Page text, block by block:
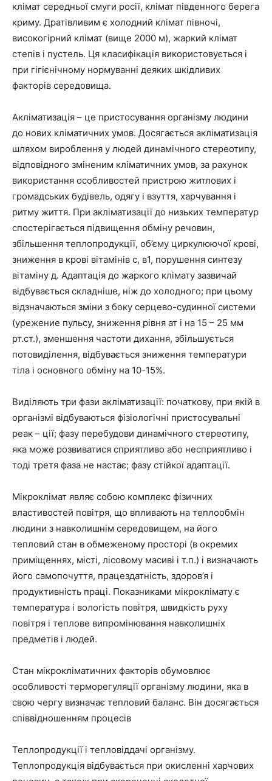
клімат середньої смуги росії, клімат південного берега
криму. Дратівливим є холодний клімат півночі,
високогірний клімат (вище 2000 м), жаркий клімат
степів і пустель. Ця класифікація використовується і
при гігієнічному нормуванні деяких шкідливих
факторів середовища.
Акліматизація – це пристосування організму людини
до нових кліматичних умов. Досягається акліматизація
шляхом вироблення у людей динамічного стереотипу,
відповідного зміненим кліматичних умов, за рахунок
використання особливостей пристрою житлових і
громадських будівель, одягу і взуття, харчування і
ритму життя. При акліматизації до низьких температур
спостерігається підвищення обміну речовин,
збільшення теплопродукції, об’єму циркулюючої крові,
зниження в крові вітамінів с, в1, порушення синтезу
вітаміну д. Адаптація до жаркого клімату зазвичай
відбувається складніше, ніж до холодного; при цьому
відзначаються зміни з боку серцево-судинної системи
(урежение пульсу, зниження рівня ат і на 15 – 25 мм
рт.ст.), зменшення частоти дихання, збільшується
потовиділення, відбувається зниження температури
тіла і основного обміну на 10-15%.
Виділяють три фази акліматизації: початкову, при якій в
організмі відбуваються фізіологічні пристосувальні
реак – ції; фазу перебудови динамічного стереотипу,
яка може розвиватися сприятливо або несприятливо і
тоді третя фаза не настає; фазу стійкої адаптації.
Мікроклімат являє собою комплекс фізичних
властивостей повітря, що впливають на теплообмін
людини з навколишнім середовищем, на його
тепловий стан в обмеженому просторі (в окремих
приміщеннях, місті, лісовому масиві і т.п.) і визначають
його самопочуття, працездатність, здоров’я і
продуктивність праці. Показниками мікроклімату є
температура і вологість повітря, швидкість руху
повітря і теплове випромінювання навколишніх
предметів і людей.
Стан мікрокліматичних факторів обумовлює
особливості терморегуляції організму людини, яка в
свою чергу визначає тепловий баланс. Він досягається
співвідношенням процесів
Теплопродукції і тепловіддачі організму.
Теплопродукція відбувається при окисленні харчових